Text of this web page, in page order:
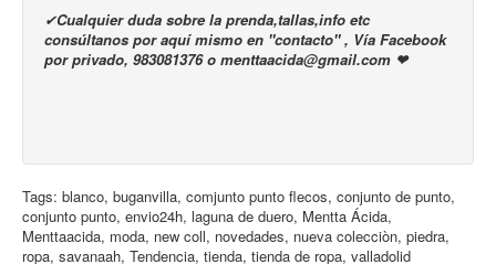
✔Cualquier duda sobre la prenda,tallas,info etc
consúltanos por aquí mismo en "contacto" , Vía Facebook
por privado, 983081376 o menttaacida@gmail.com ❤
Tags: blanco, buganvilla, comjunto punto flecos, conjunto de punto,
conjunto punto, envio24h, laguna de duero, Mentta Ácida,
Menttaacida, moda, new coll, novedades, nueva colecciòn, piedra,
ropa, savanaah, Tendencia, tienda, tienda de ropa, valladolid